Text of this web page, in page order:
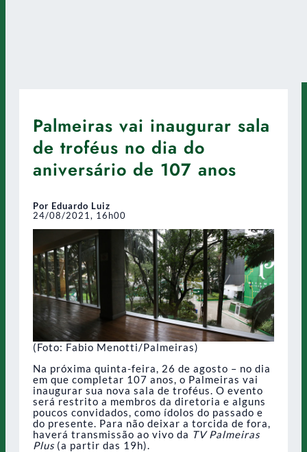
Palmeiras vai inaugurar sala
de troféus no dia do
aniversário de 107 anos
Por Eduardo Luiz
24/08/2021, 16h00
(Foto: Fabio Menotti/Palmeiras)
Na próxima quinta-feira, 26 de agosto – no dia
em que completar 107 anos, o Palmeiras vai
inaugurar sua nova sala de troféus. O evento
será restrito a membros da diretoria e alguns
poucos convidados, como ídolos do passado e
do presente. Para não deixar a torcida de fora,
haverá transmissão ao vivo da TV Palmeiras
Plus(a partir das 19h).